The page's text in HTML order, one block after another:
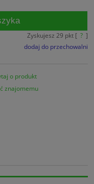
Zyskujesz 29 pkt [ ? ]
dodaj do przechowalni
o produkt
znajomemu